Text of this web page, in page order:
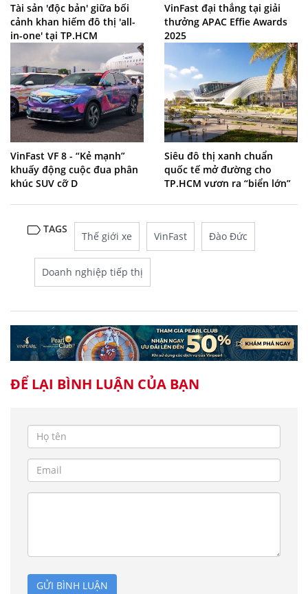
Tài sản 'độc bản' giữa bối
cảnh khan hiếm đô thị 'all-
in-one' tại TP.HCM
VinFast đại thắng tại giải
thưởng APAC Effie Awards
2025
VinFast VF 8 - “Kẻ mạnh”
khuấy động cuộc đua phân
khúc SUV cỡ D
Siêu đô thị xanh chuẩn
quốc tế mở đường cho
TP.HCM vươn ra “biển lớn”
TAGS
Thế giới xe VinFast Đào Đức
Doanh nghiệp tiếp thị
ĐỂ LẠI BÌNH LUẬN CỦA BẠN
GỬI BÌNH LUẬN